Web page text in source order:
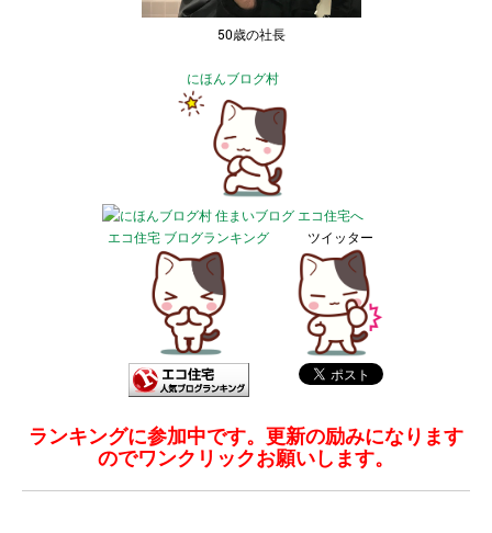
50歳の社長
にほんブログ村
エコ住宅 ブログランキング ツイッター
ランキングに参加中です。更新の励みになります
のでワンクリックお願いします。